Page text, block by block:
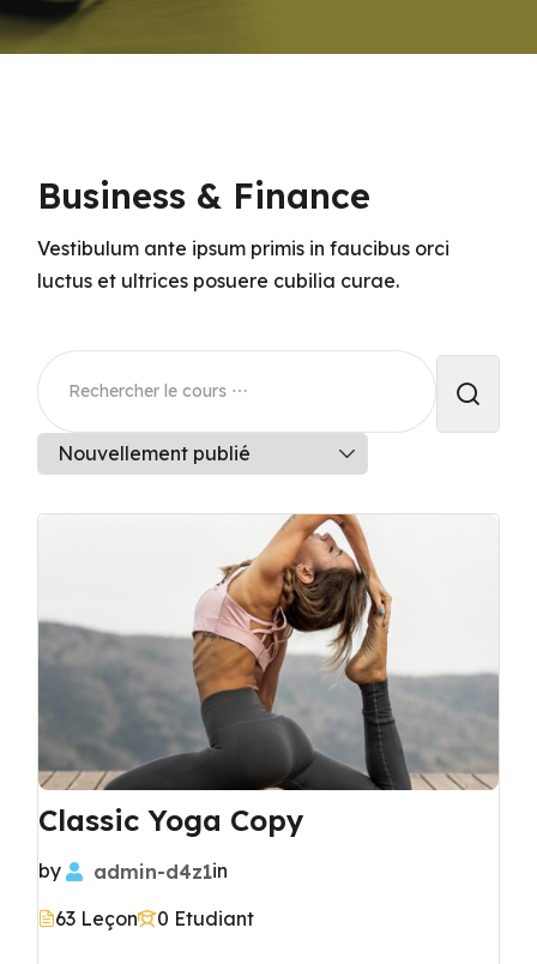
Business & Finance
Vestibulum ante ipsum primis in faucibus orci
luctus et ultrices posuere cubilia curae.
Classic Yoga Copy
by admin-d4z1in
63 Leçon
0 Etudiant